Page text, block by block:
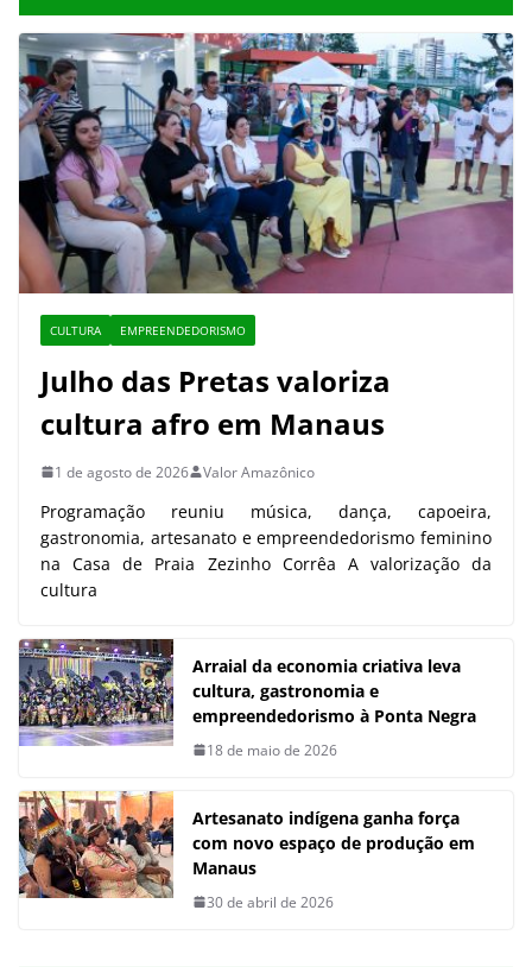
CULTURA EMPREENDEDORISMO
Julho das Pretas valoriza
cultura afro em Manaus
1 de agosto de 2026 Valor Amazônico
Programação reuniu música, dança, capoeira,
gastronomia, artesanato e empreendedorismo feminino
na Casa de Praia Zezinho Corrêa A valorização da
cultura
Arraial da economia criativa leva
cultura, gastronomia e
empreendedorismo à Ponta Negra
18 de maio de 2026
Artesanato indígena ganha força
com novo espaço de produção em
Manaus
30 de abril de 2026